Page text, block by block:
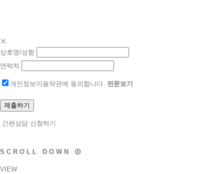
상호명/성함
연락처
개인정보이용약관에 동의합니다. 전문보기
간편상담 신청하기
S C R O L L D O W N
VIEW